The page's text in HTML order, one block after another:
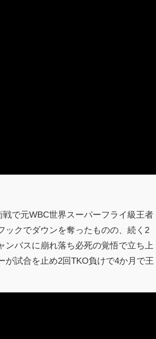
で元WBC世界スーパーフライ級王者
ックでダウンを奪ったものの、続く2
ンバスに崩れ落ち必死の覚悟で立ち上
が試合を止め2回TKO負けで4か月で王